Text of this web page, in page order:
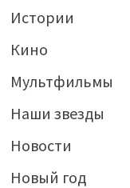
Истории
Кино
Мультфильмы
Наши звезды
Новости
Новый год